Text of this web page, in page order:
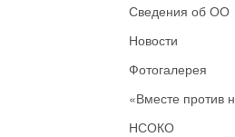
Сведения об ОО
Новости
Фотогалерея
«Вместе против
НСОКО